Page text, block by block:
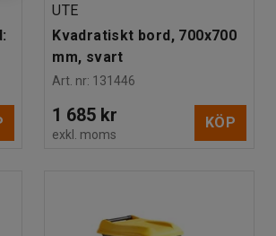
UTE
Kvadratiskt bord, 700x700
mm, svart
Art. nr: 131446
1 685 kr
exkl. moms
KÖP